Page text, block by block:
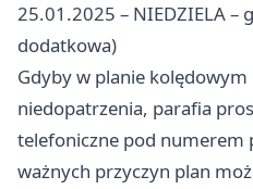
25.01.2025 – NIEDZIELA –
dodatkowa)
Gdyby w planie kolędowym
niedopatrzenia, parafia
telefoniczne pod numerem
ważnych przyczyn plan